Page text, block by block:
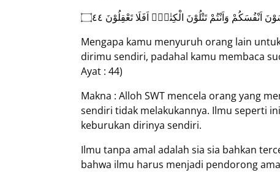
اَنْفُسَكُمْ وَاَنْتُمْ تَتْلُوْنَ الْكِتٰبَۗ اَفَلَا تَعْقِلُوْنَ ۝٤٤
Mengapa kamu menyuruh orang lain
dirimu sendiri, padahal kamu membaca
Ayat : 44)
Makna : Alloh SWT mencela orang yang
sendiri tidak melakukannya. Ilmu seperti
keburukan dirinya sendiri.
Ilmu tanpa amal adalah sia sia bahkan
bahwa ilmu harus menjadi pendorong